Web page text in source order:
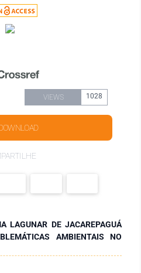
VIEWS 1028
LAGUNAR DE JACAREPAGUÁ
AMBIENTAIS NO